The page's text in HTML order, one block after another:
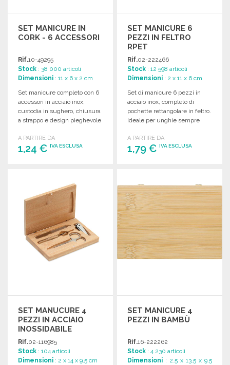
SET MANICURE IN
CORK - 6 ACCESSORI
Rif.10-49295
Stock : 38 000 articoli
Dimensioni : 11 x 6 x 2 cm
Set manicure completo con 6
accessori in acciaio inox,
custodia in sughero, chiusura
a strappo e design pieghevole
A PARTIRE DA
1,24 € IVA ESCLUSA
Richiedi un preventivo
SET MANICURE 6
PEZZI IN FELTRO
RPET
Rif.02-222466
Stock : 12 598 articoli
Dimensioni : 2 x 11 x 6 cm
Set di manicure 6 pezzi in
acciaio inox, completo di
pochette rettangolare in feltro.
Ideale per unghie sempre
A PARTIRE DA
1,79 €IVA ESCLUSA
Richiedi un preventivo
SET MANUCURE 4
PEZZI IN ACCIAIO
INOSSIDABILE
Rif.02-116985
Stock : 104 articoli
Dimensioni : 2 x 14 x 9.5 cm
SET MANICURE 4
PEZZI IN BAMBÙ
Rif.16-222262
Stock : 4 230 articoli
Dimensioni : 2.5 x 13.5 x 9.5